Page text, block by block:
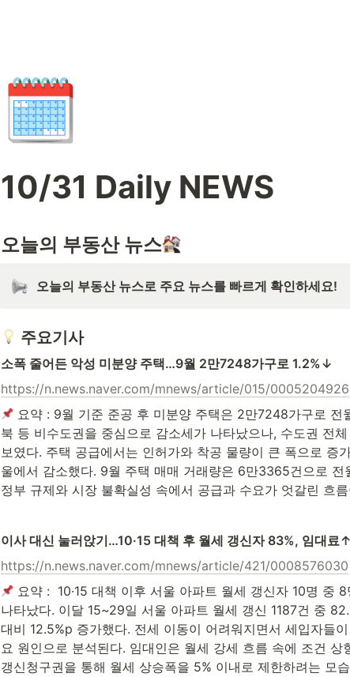
🗓️
10/31 Daily NEWS
오늘의 부동산 뉴스
오늘의 부동산 뉴스로 주요 뉴스를 빠르게 확인하세요!
주요기사
소폭 줄어든 악성 미분양 주택…9월 2만7248가구로 1.2%↓
https://n.news.naver.com/mnews/article/015/0005204926
요약 : 9월 기준 준공 후 미분양 주택은 2만7248가구로 전
북 등 비수도권을 중심으로 감소세가 나타났으나, 수도권 전
보였다. 주택 공급에서는 인허가와 착공 물량이 큰 폭으로 증
울에서 감소했다. 9월 주택 매매 거래량은 6만3365건으로 전
정부 규제와 시장 불확실성 속에서 공급과 수요가 엇갈린 흐
이사 대신 눌러앉기…10·15 대책 후 월세 갱신자 83%, 임대료↑
https://n.news.naver.com/mnews/article/421/0008576030
요약 :  10·15 대책 이후 서울 아파트 월세 갱신자 10명 중
나타났다. 이달 15~29일 서울 아파트 월세 갱신 1187건 중
대비 12.5%p 증가했다. 전세 이동이 어려워지면서 세입자들
요 원인으로 분석된다. 임대인은 월세 강세 흐름 속에 조건
갱신청구권을 통해 월세 상승폭을 5% 이내로 제한하려는 모